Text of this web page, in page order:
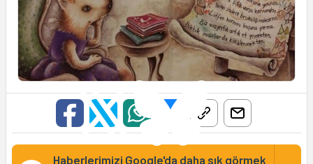
Haberlerimizi Google'da daha sık görmek